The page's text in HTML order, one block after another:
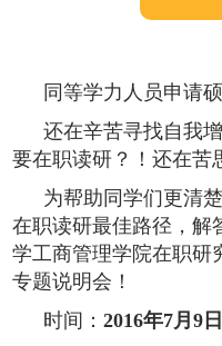
同等学力人员申请
还在辛苦寻找自我
要在职读研？！还在苦
为帮助同学们更清
在职读研最佳路径，解
学工商管理学院在职研
专题说明会！
时间： 2016年7月9